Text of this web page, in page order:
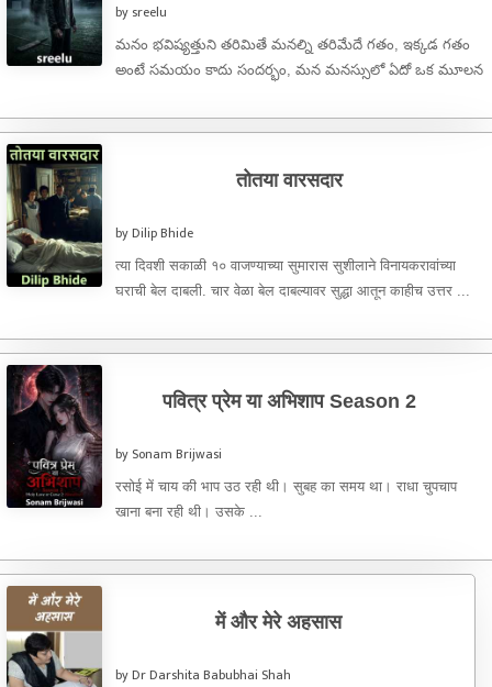
by sreelu
మనం భవిష్యత్తుని తరిమితే మనల్ని తరిమేదే గతం, ఇక్కడ గతం
అంటే సమయం కాదు సందర్భం, మన మనస్సులో ఏదో ఒక మూలన
तोतया वारसदार
by Dilip Bhide
त्या दिवशी सकाळी १० वाजण्याच्या सुमारास सुशीलाने विनायकरावांच्या
घराची बेल दाबली. चार वेळा बेल दाबल्यावर सुद्धा आतून काहीच उत्तर ...
पवित्र प्रेम या अभिशाप Season 2
by Sonam Brijwasi
रसोई में चाय की भाप उठ रही थी। सुबह का समय था। राधा चुपचाप
खाना बना रही थी। उसके ...
में और मेरे अहसास
by Dr Darshita Babubhai Shah